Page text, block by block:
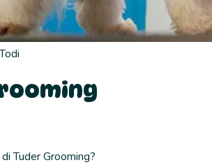
Todi
diTuder Grooming?